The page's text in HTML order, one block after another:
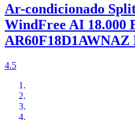
Ar-condicionado
WindFree AI 18.000
AR60F18D1AWNAZ
4.5